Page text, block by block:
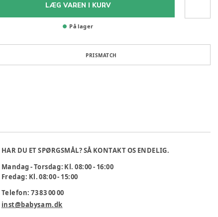
LÆG VAREN I KURV
På lager
PRISMATCH
HAR DU ET SPØRGSMÅL? SÅ KONTAKT OS ENDELIG.
Mandag - Torsdag: Kl. 08:00 - 16:00
Fredag: Kl. 08:00 - 15:00
Telefon: 73 83 00 00
inst@babysam.dk